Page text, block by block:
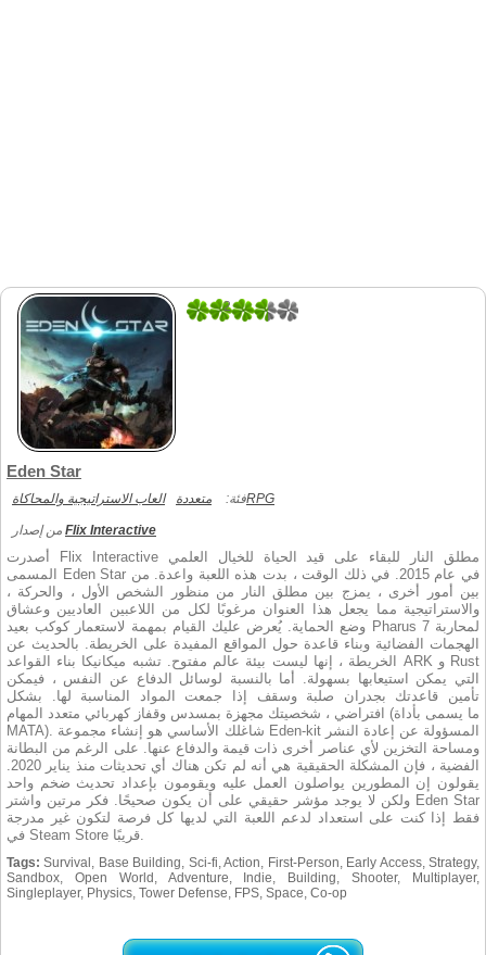
2
Eden Star
فئة: متعددة العاب الاستراتيجية والمحاكاة RPG
Flix Interactive
أصدرت Flix Interactive مطلق النار للبقاء على قيد الحياة للخيال العلمي
المسمى Eden Star في عام 2015. في ذلك الوقت ، بدت هذه اللعبة واعدة. من
بين أمور أخرى ، يمزج بين مطلق النار من منظور الشخص الأول ، والحركة ،
والاستراتيجية مما يجعل هذا العنوان مرغوبًا لكل من اللاعبين العاديين وعشاق
وضع الحماية. يُعرض عليك القيام بمهمة لاستعمار كوكب بعيد Pharus 7 لمحاربة
الهجمات الفضائية وبناء قاعدة حول المواقع المفيدة على الخريطة. بالحديث عن
الخريطة ، إنها ليست بيئة عالم مفتوح. تشبه ميكانيكا بناء القواعد ARK و Rust
التي يمكن استيعابها بسهولة. أما بالنسبة لوسائل الدفاع عن النفس ، فيمكن
تأمين قاعدتك بجدران صلبة وسقف إذا جمعت المواد المناسبة لها. بشكل
افتراضي ، شخصيتك مجهزة بمسدس وقفاز كهربائي متعدد المهام (ما يسمى بأداة
MATA). شاغلك الأساسي هو إنشاء مجموعة Eden-kit المسؤولة عن إعادة النشر
ومساحة التخزين لأي عناصر أخرى ذات قيمة والدفاع عنها. على الرغم من البطانة
الفضية ، فإن المشكلة الحقيقية هي أنه لم تكن هناك أي تحديثات منذ يناير 2020.
يقولون إن المطورين يواصلون العمل عليه ويقومون بإعداد تحديث ضخم واحد
ولكن لا يوجد مؤشر حقيقي على أن يكون صحيحًا. فكر مرتين واشتر Eden Star
فقط إذا كنت على استعداد لدعم اللعبة التي لديها كل فرصة لتكون غير مدرجة
في Steam Store قريبًا.
Tags: Survival, Base Building, Sci-fi, Action, First-Person, Early Access, Strategy,
Sandbox, Open World, Adventure, Indie, Building, Shooter, Multiplayer,
Singleplayer, Physics, Tower Defense, FPS, Space, Co-op